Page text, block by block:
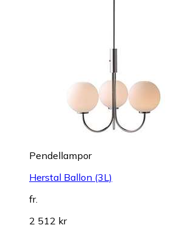
Pendellampor
Herstal Ballon (3L)
fr.
2 512 kr